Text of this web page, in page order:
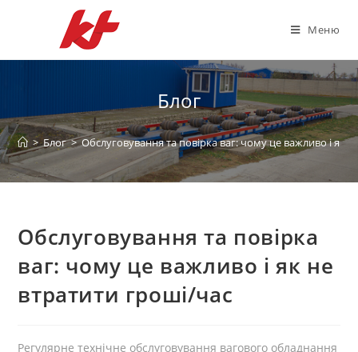
содержимому
Меню
Блог
> Блог > Обслуговування та повірка ваг: чому це важливо і як
Обслуговування та повірка
ваг: чому це важливо і як не
втратити гроші/час
Регулярне технічне обслуговування вагового обладнання